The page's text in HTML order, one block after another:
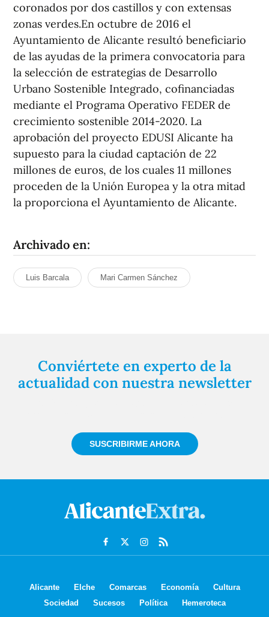
coronados por dos castillos y con extensas
zonas verdes.En octubre de 2016 el
Ayuntamiento de Alicante resultó beneficiario
de las ayudas de la primera convocatoria para
la selección de estrategias de Desarrollo
Urbano Sostenible Integrado, cofinanciadas
mediante el Programa Operativo FEDER de
crecimiento sostenible 2014-2020. La
aprobación del proyecto EDUSI Alicante ha
supuesto para la ciudad captación de 22
millones de euros, de los cuales 11 millones
proceden de la Unión Europea y la otra mitad
la proporciona el Ayuntamiento de Alicante.
Archivado en:
Luis Barcala Mari Carmen Sánchez
Conviértete en experto de la
actualidad con nuestra newsletter
SUSCRIBIRME AHORA
Alicante Elche Comarcas Economía
Cultura
Sociedad
Sucesos Política Hemeroteca